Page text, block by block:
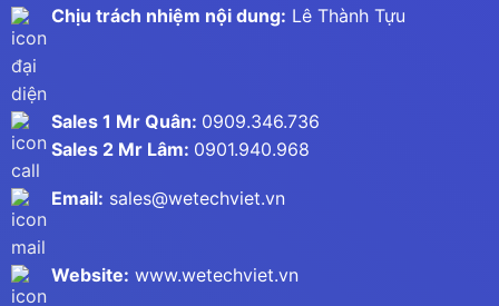
Chịu trách nhiệm nội dung: Lê Thành Tựu
Sales 1 Mr Quân: 0909.346.736
Sales 2 Mr Lâm: 0901.940.968
Email: sales@wetechviet.vn
Website: www.wetechviet.vn